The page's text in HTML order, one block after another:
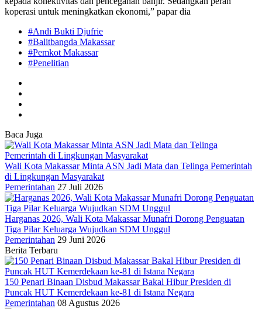
koperasi untuk meningkatkan ekonomi,” papar dia
#Andi Bukti Djufrie
#Balitbangda Makassar
#Pemkot Makassar
#Penelitian
Baca Juga
Wali Kota Makassar Minta ASN Jadi Mata dan Telinga Pemerintah
di Lingkungan Masyarakat
Pemerintahan 27 Juli 2026
Harganas 2026, Wali Kota Makassar Munafri Dorong Penguatan
Tiga Pilar Keluarga Wujudkan SDM Unggul
Pemerintahan 29 Juni 2026
Berita Terbaru
150 Penari Binaan Disbud Makassar Bakal Hibur Presiden di
Puncak HUT Kemerdekaan ke-81 di Istana Negara
Pemerintahan 08 Agustus 2026